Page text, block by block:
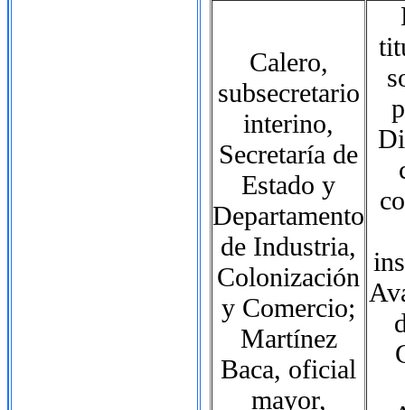
Calero,
subsecretario
interino,
Secretaría de
Estado y
Departamento
de Industria,
Colonización
y Comercio;
Martínez
Baca, oficial
mayor,